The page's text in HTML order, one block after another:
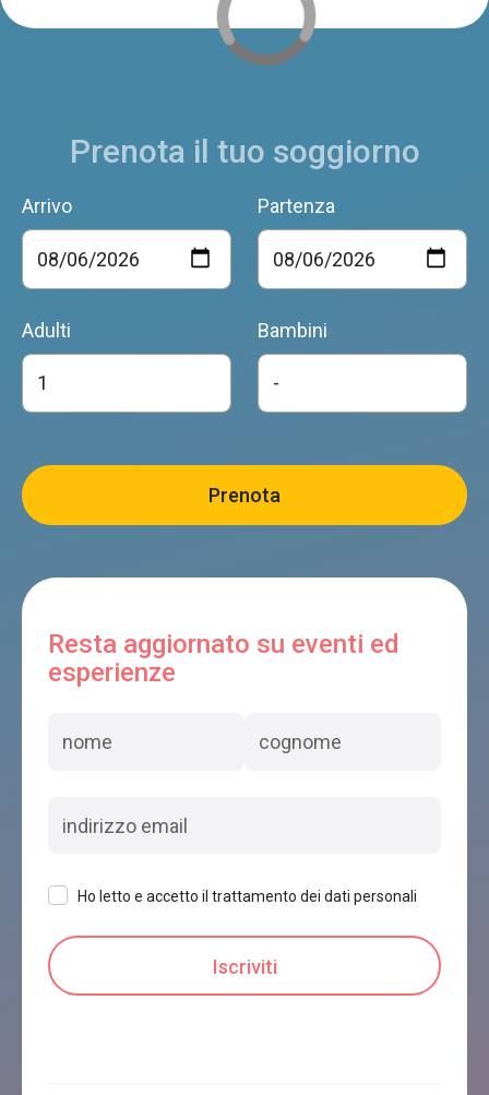
Prenota il tuo soggiorno
Arrivo Partenza
Adulti Bambini
Resta aggiornato su eventi ed
esperienze
Ho letto e accetto il trattamento dei dati personali